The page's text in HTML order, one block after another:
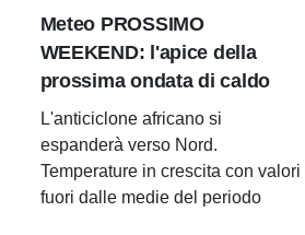
Meteo PROSSIMO
WEEKEND: l'apice della
prossima ondata di caldo
L'anticiclone africano si
espanderà verso Nord.
Temperature in crescita con valori
fuori dalle medie del periodo